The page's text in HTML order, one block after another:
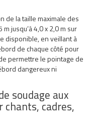
de la taille maximale des
jusqu’à 4,0 x 2,0 m sur
disponible, en veillant à
de chaque côté pour
permettre le pointage de
dangereux ni
soudage aux
chants, cadres,